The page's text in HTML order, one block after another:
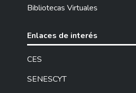
Bibliotecas Virtuales
Enlaces de interés
CES
SENESCYT